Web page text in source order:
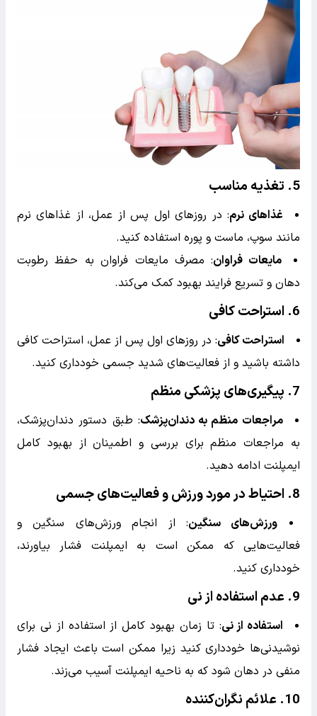
5. تغذیه مناسب
غذاهای نرم: در روزهای اول پس از عمل، از غذاهای نرم
مانند سوپ، ماست و پوره استفاده کنید.
مایعات فراوان: مصرف مایعات فراوان به حفظ رطوبت
دهان و تسریع فرایند بهبود کمک می‌کند.
6. استراحت کافی
استراحت کافی: در روزهای اول پس از عمل، استراحت کافی
داشته باشید و از فعالیت‌های شدید جسمی خودداری کنید.
7. پیگیری‌های پزشکی منظم
مراجعات منظم به دندان‌پزشک: طبق دستور دندان‌پزشک،
به مراجعات منظم برای بررسی و اطمینان از بهبود کامل
ایمپلنت ادامه دهید.
8. احتیاط در مورد ورزش و فعالیت‌های جسمی
ورزش‌های سنگین: از انجام ورزش‌های سنگین و
فعالیت‌هایی که ممکن است به ایمپلنت فشار بیاورند،
خودداری کنید.
9. عدم استفاده از نی
استفاده از نی: تا زمان بهبود کامل از استفاده از نی برای
نوشیدنی‌ها خودداری کنید زیرا ممکن است باعث ایجاد فشار
منفی در دهان شود که به ناحیه ایمپلنت آسیب می‌زند.
10. علائم نگران‌کننده